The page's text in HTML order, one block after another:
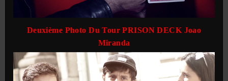
Deuxième Photo Du Tour PRISON DECK Joao
Miranda